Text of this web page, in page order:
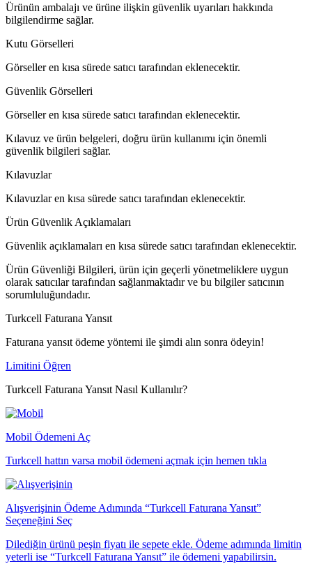
Ürünün ambalajı ve ürüne ilişkin güvenlik uyarıları hakkında
bilgilendirme sağlar.
Kutu Görselleri
Görseller en kısa sürede satıcı tarafından eklenecektir.
Güvenlik Görselleri
Görseller en kısa sürede satıcı tarafından eklenecektir.
Kılavuz ve ürün belgeleri, doğru ürün kullanımı için önemli
güvenlik bilgileri sağlar.
Kılavuzlar
Kılavuzlar en kısa sürede satıcı tarafından eklenecektir.
Ürün Güvenlik Açıklamaları
Güvenlik açıklamaları en kısa sürede satıcı tarafından eklenecektir.
Ürün Güvenliği Bilgileri, ürün için geçerli yönetmeliklere uygun
olarak satıcılar tarafından sağlanmaktadır ve bu bilgiler satıcının
sorumluluğundadır.
Turkcell Faturana Yansıt
Faturana yansıt ödeme yöntemi ile şimdi alın sonra ödeyin!
Limitini Öğren
Turkcell Faturana Yansıt Nasıl Kullanılır?
Mobil Ödemeni Aç
Turkcell hattın varsa mobil ödemeni açmak için hemen tıkla
Alışverişinin Ödeme Adımında “Turkcell Faturana Yansıt”
Seçeneğini Seç
Dilediğin ürünü peşin fiyatı ile sepete ekle. Ödeme adımında limitin
yeterli ise “Turkcell Faturana Yansıt” ile ödemeni yapabilirsin.